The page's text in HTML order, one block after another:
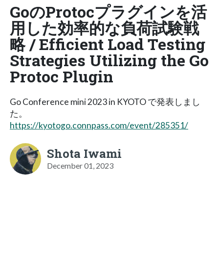
GoのProtocプラグインを活
用した効率的な負荷試験戦
略 / Efficient Load Testing
Strategies Utilizing the Go
Protoc Plugin
Go Conference mini 2023 in KYOTO で発表しまし
た。
https://kyotogo.connpass.com/event/285351/
Shota Iwami
December 01, 2023